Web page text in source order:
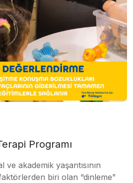
Programı
akademik yaşantısının
biri olan “dinleme”